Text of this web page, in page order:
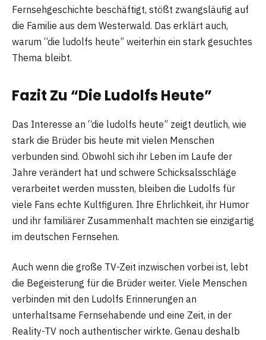
Fernsehgeschichte beschäftigt, stößt zwangsläufig auf
die Familie aus dem Westerwald. Das erklärt auch,
warum “die ludolfs heute” weiterhin ein stark gesuchtes
Thema bleibt.
Fazit Zu “Die Ludolfs Heute”
Das Interesse an “die ludolfs heute” zeigt deutlich, wie
stark die Brüder bis heute mit vielen Menschen
verbunden sind. Obwohl sich ihr Leben im Laufe der
Jahre verändert hat und schwere Schicksalsschläge
verarbeitet werden mussten, bleiben die Ludolfs für
viele Fans echte Kultfiguren. Ihre Ehrlichkeit, ihr Humor
und ihr familiärer Zusammenhalt machten sie einzigartig
im deutschen Fernsehen.
Auch wenn die große TV-Zeit inzwischen vorbei ist, lebt
die Begeisterung für die Brüder weiter. Viele Menschen
verbinden mit den Ludolfs Erinnerungen an
unterhaltsame Fernsehabende und eine Zeit, in der
Reality-TV noch authentischer wirkte. Genau deshalb